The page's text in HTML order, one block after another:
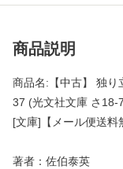
商品説明
商品名:【中古】 独り
37 (光文社文庫 さ18-
[文庫]【メール便送料
著者：佐伯泰英